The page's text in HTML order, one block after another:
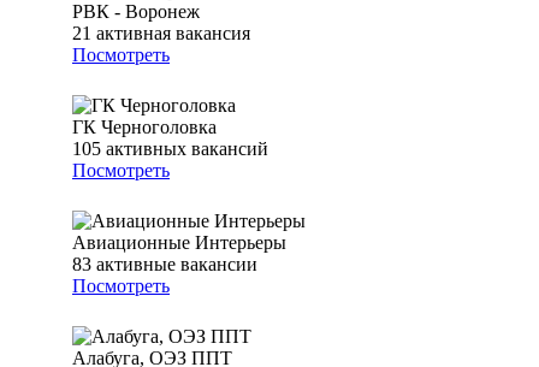
РВК - Воронеж
21 активная вакансия
Посмотреть
ГК Черноголовка
105 активных вакансий
Посмотреть
Авиационные Интерьеры
83 активные вакансии
Посмотреть
Алабуга, ОЭЗ ППТ